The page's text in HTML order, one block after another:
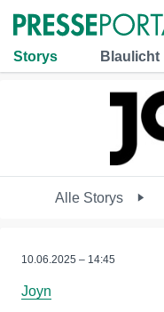
Storys Blaulicht
Alle Storys
10.06.2025 – 14:45
Joyn